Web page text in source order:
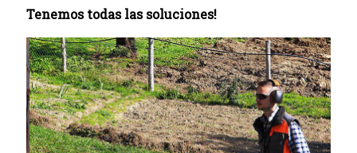
Tenemos todas las soluciones!